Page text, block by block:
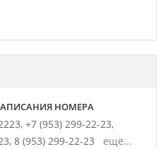
НОМЕРА
+7 (953) 299-22-23,
8 (953) 299-22-23 ещё...